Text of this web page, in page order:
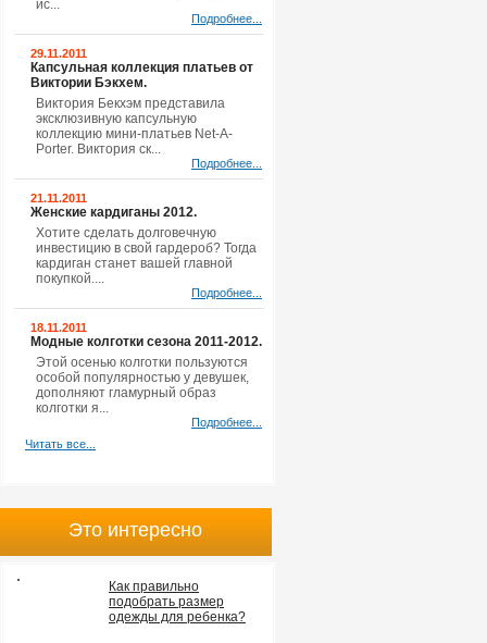
ис...
Подробнее...
29.11.2011
Капсульная коллекция платьев от
Виктории Бэкхем.
Виктория Бекхэм представила
эксклюзивную капсульную
коллекцию мини-платьев Net-A-
Porter. Виктория ск...
Подробнее...
21.11.2011
Женские кардиганы 2012.
Хотите сделать долговечную
инвестицию в свой гардероб? Тогда
кардиган станет вашей главной
покупкой....
Подробнее...
18.11.2011
Модные колготки сезона 2011-2012.
Этой осенью колготки пользуются
особой популярностью у девушек,
дополняют гламурный образ
колготки я...
Подробнее...
Читать все...
Это интересно
Как правильно
подобрать размер
одежды для ребенка?